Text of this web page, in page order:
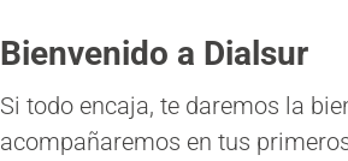
Bienvenido a Dialsur
Si todo encaja, te daremos la
acompañaremos en tus